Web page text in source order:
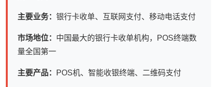
主要业务： 银行卡收单、互联网支付、移动电话支付
市场地位： 中国最大的银行卡收单机构，POS终端数
量全国第一
主要产品： POS机、智能收银终端、二维码支付